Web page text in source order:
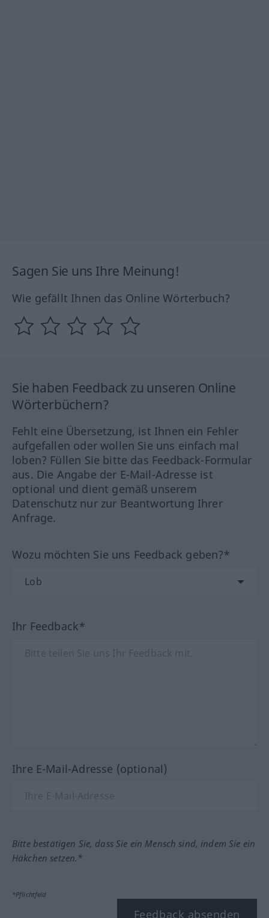
Sagen Sie uns Ihre Meinung!
Wie gefällt Ihnen das Online Wörterbuch?
Sie haben Feedback zu unseren Online
Wörterbüchern?
Fehlt eine Übersetzung, ist Ihnen ein Fehler
aufgefallen oder wollen Sie uns einfach mal
loben? Füllen Sie bitte das Feedback-Formular
aus. Die Angabe der E-Mail-Adresse ist
optional und dient gemäß unserem
Datenschutz nur zur Beantwortung Ihrer
Anfrage.
Wozu möchten Sie uns Feedback geben?*
Ihr Feedback*
Ihre E-Mail-Adresse (optional)
Bitte bestätigen Sie, dass Sie ein Mensch sind, indem Sie ein
Häkchen setzen.*
*Pflichtfeld
Feedback absenden